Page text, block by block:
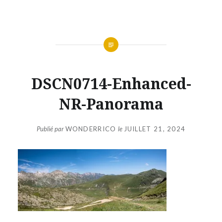
DSCN0714-Enhanced-
NR-Panorama
Publié parWONDERRICO le JUILLET 21, 2024